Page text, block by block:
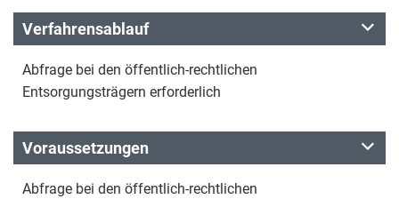
Verfahrensablauf
Abfrage bei den öffentlich-rechtlichen
Entsorgungsträgern erforderlich
Voraussetzungen
Abfrage bei den öffentlich-rechtlichen